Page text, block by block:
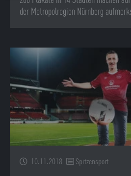
der Metropolregion Nürnberg
10.11.2018 Spitzensport